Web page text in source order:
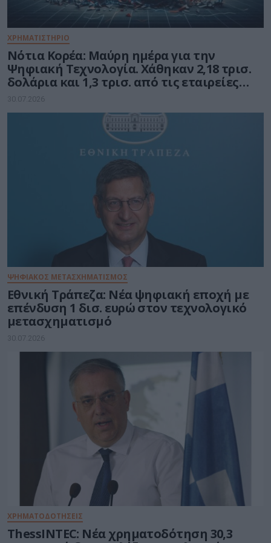
ΧΡΗΜΑΤΙΣΤΗΡΙΟ
Νότια Κορέα: Μαύρη ημέρα για την
Ψηφιακή Τεχνολογία. Χάθηκαν 2,18 τρισ.
δολάρια και 1,3 τρισ. από τις εταιρείες
ημιαγωγών
30.07.2026
ΨΗΦΙΑΚΟΣ ΜΕΤΑΣΧΗΜΑΤΙΣΜΟΣ
Εθνική Τράπεζα: Νέα ψηφιακή εποχή με
επένδυση 1 δισ. ευρώ στον τεχνολογικό
μετασχηματισμό
30.07.2026
ΧΡΗΜΑΤΟΔΟΤΗΣΕΙΣ
ThessINTEC: Νέα χρηματοδότηση 30,3